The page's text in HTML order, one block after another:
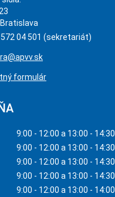
04 501 (sekretariát)
formulár
9:00 - 12:00 a 13:00 - 14:30
9:00 - 12:00 a 13:00 - 14:30
9:00 - 12:00 a 13:00 - 14:30
9:00 - 12:00 a 13:00 - 14:30
9:00 - 12:00 a 13:00 - 14:00